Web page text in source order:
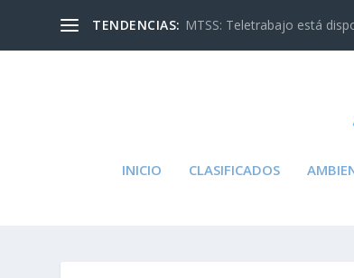
TENDENCIAS: MTSS: Teletrabajo está
INICIO CLASIFICADOS